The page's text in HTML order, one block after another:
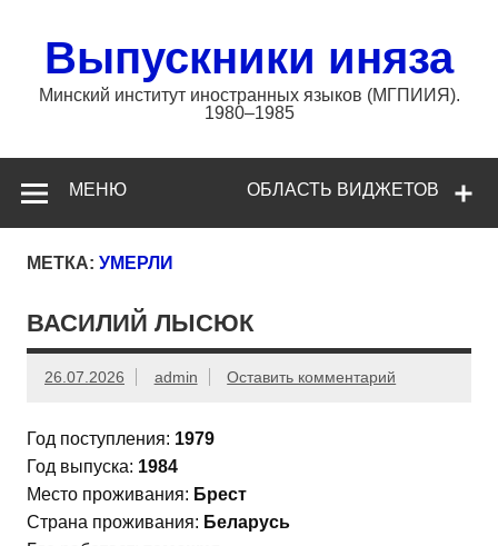
содержимому
Выпускники иняза
Минский институт иностранных языков (МГПИИЯ).
1980–1985
ОБЛАСТЬ ВИДЖЕТОВ
МЕНЮ
МЕТКА: УМЕРЛИ
ВАСИЛИЙ ЛЫСЮК
26.07.2026 admin Оставить комментарий
Год поступления: 1979
Год выпуска: 1984
Место проживания: Брест
Страна проживания: Беларусь